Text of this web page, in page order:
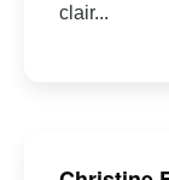
clair...